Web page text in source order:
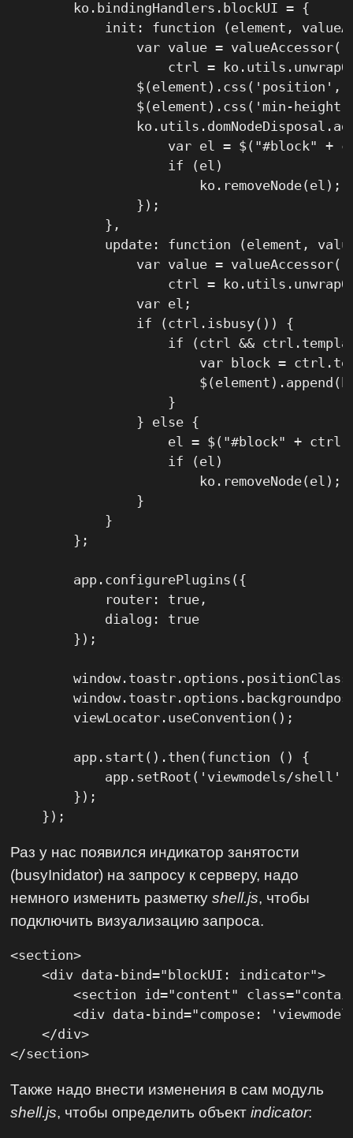
        ko.bindingHandlers.blockUI = {
init: function (element,
var value =
ctrl =
$(element).css('position',
$(element).css('min-
var el = $("#block" +
                    if (el)
                        ko.removeNode(el);
                });
            },
update: function (element,
var value =
ctrl =
                var el;
                if (ctrl.isbusy()) {
if (ctrl &&
var block =
                    }
                } else {
el = $("#block" +
                    if (el)
                        ko.removeNode(el);
                }
            }
        };
        app.configurePlugins({
            router: true,
            dialog: true
        });
        viewLocator.useConvention();
        app.start().then(function () {
app.setRoot('viewmodels/
        });
    });
Раз у нас появился индикатор занятости
(busyInidator) на запросу к серверу, надо
немного изменить разметкуshell.js, чтобы
подключить визуализацию запроса.
<section>
    <div data-bind="blockUI: indicator">
<section id="content"
<div data-bind="compose:
    </div>
</section>
Также надо внести изменения в сам модуль
shell.js, чтобы определить объектindicator: